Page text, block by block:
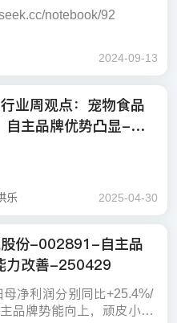
notebook/92
整体销售额大幅增长至3.6
着市场对猫主粮的需求正
人数的显著增加表明了市
，反映出宠物主粮市场的
得更加广泛。
市场数据显示年轻女性和
方面，麦富迪、弗列加特
过直播等电商渠道实现了
要力量。
于选择中高价位的产品，
物食品质量的重视以及消
市场的多元化和竞争并
响力显著，而新兴品牌的
2024-09-13
业周观点：宠物食品
自主品牌优势凸显-25
高增，国产替代趋势利好
的国货龙头。据乖宝宠物
牌战略布局，公司旗下主
行业，蝉联5年天猫综合排
提升了品牌消费者认知
特以“鲜肉精准营养”为核
宠物新零售热度增长。据
庆日报和宠胖胖公众号。
物鲜食餐厅“宠小鲜”正式入
选用当日人类可食用肉类
乐 2025-04-30
份-002891-自主品
力改善-250429
净利润分别同比+25.4%/
品牌势能向上，顽皮小金